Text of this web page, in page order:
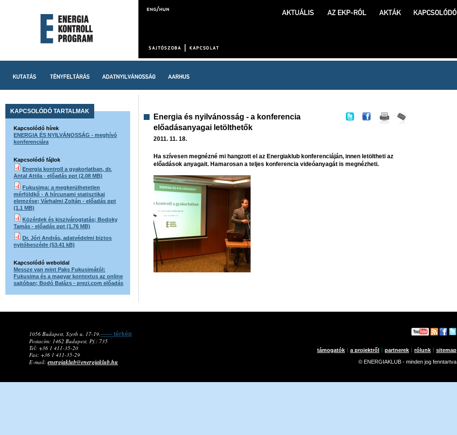
KAPCSOLÓDÓ TARTALMAK
Kapcsolódó hírek
ENERGIA ÉS NYILVÁNOSSÁG - meghívó
konferenciára
Kapcsolódó fájlok
Energia kontroll a gyakorlatban, dr.
Antal Attila - előadás ppt (2.08 MB)
Fukusima: a megkerülhetetlen
mérföldkő - A hírcunami statisztikai
elemzése; Várhalmi Zoltán - előadás ppt
(1.1 MB)
Közérdek és kiszivárogtatás; Bodoky
Tamás - előadás ppt (1.76 MB)
Dr. Jóri András, adatvédelmi biztos
nyitóbeszéde (53.41 kB)
Kapcsolódó weboldal
Messze van mint Paks Fukusimától:
Fukusima és a magyar kontextus az online
sajtóban; Bodó Balázs - prezi.com előadás
Energia és nyilvánosság - a konferencia
előadásanyagai letölthetők
2011. 11. 18.
Ha szívesen megnézné mi hangzott el az Energiaklub konferenciáján, innen letöltheti az
előadások anyagait. Hamarosan a teljes konferencia videóanyagát is megnézheti.
1056 Budapest, Szerb u. 17-19.------ térkép
Postacím: 1462 Budapest, Pf.: 735
Tel: +36 1 411-35-20
Fax: +36 1 411-35-29
E-mail: energiaklub@energiaklub.hu
sitemap
rólunk
partnerek
a projektről
támogatók
© ENERGIAKLUB - minden jog fenntartva